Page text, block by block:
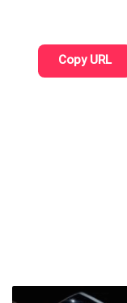
Copy URL